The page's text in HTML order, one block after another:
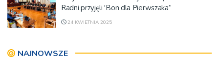
Radni przyjęli 'Bon dla Pierwszaka”
24 KWIETNIA 2025
NAJNOWSZE